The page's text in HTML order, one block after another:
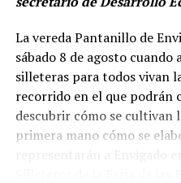
los recorridos y
Comparte el artículo:
La vereda Pantanillo de
sábado 8 de agosto cuando
silleteras para todos vivan
recorrido en el que podrán
descubrir cómo se cultivan
primera mano cómo se